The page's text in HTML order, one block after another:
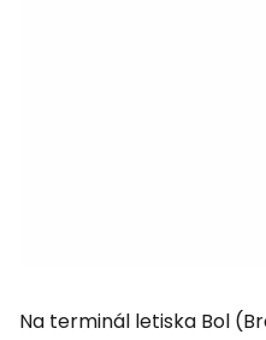
Na terminál letiska Bol